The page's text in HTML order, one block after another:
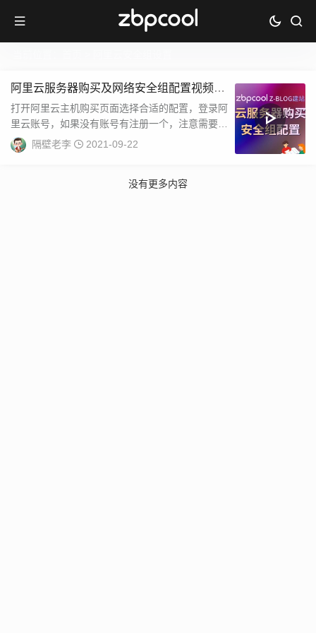
阿里云服务器购买及网络安全组配置视频教
程
打开阿里云主机购买页面选择合适的配置，登录阿
里云账号，如果没有账号有注册一个，注意需要实
名认证才可以购买。因为我的帐号已经购买过了，
所以...
隔壁老李 2021-09-22
没有更多内容